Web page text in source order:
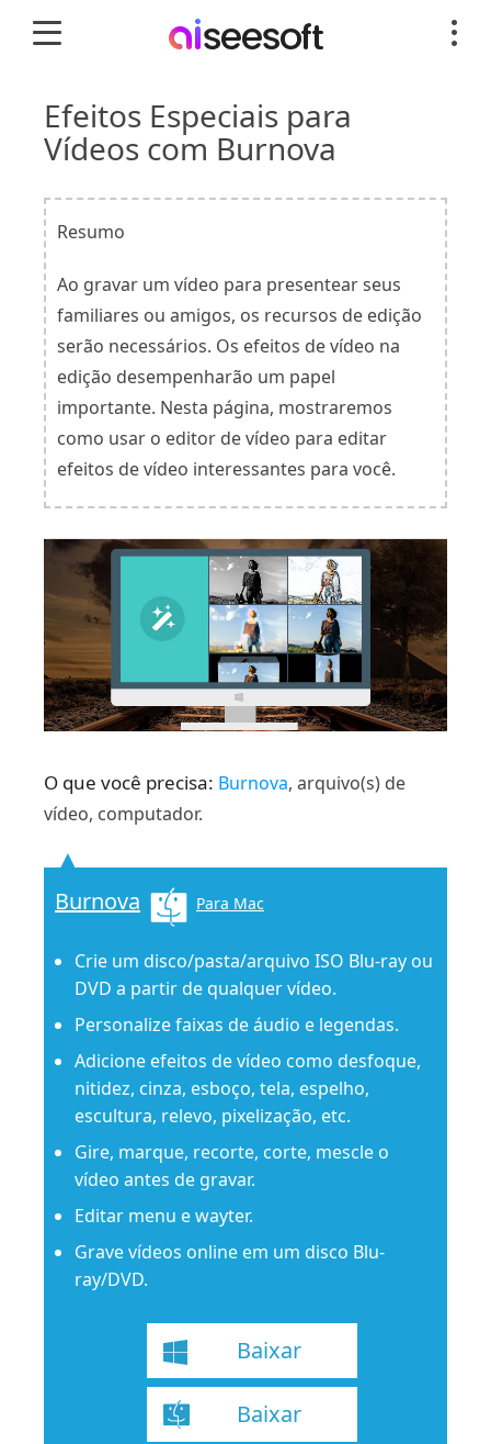
Efeitos Especiais para
Vídeos com Burnova
Resumo
Ao gravar um vídeo para presentear seus
familiares ou amigos, os recursos de edição
serão necessários. Os efeitos de vídeo na
edição desempenharão um papel
importante. Nesta página, mostraremos
como usar o editor de vídeo para editar
efeitos de vídeo interessantes para você.
O que você precisa: Burnova, arquivo(s) de
vídeo, computador.
Burnova Para Mac
Crie um disco/pasta/arquivo ISO Blu-ray ou
DVD a partir de qualquer vídeo.
Personalize faixas de áudio e legendas.
Adicione efeitos de vídeo como desfoque,
nitidez, cinza, esboço, tela, espelho,
escultura, relevo, pixelização, etc.
Gire, marque, recorte, corte, mescle o
vídeo antes de gravar.
Editar menu e wayter.
Grave vídeos online em um disco Blu-
ray/DVD.
Baixar
Baixar